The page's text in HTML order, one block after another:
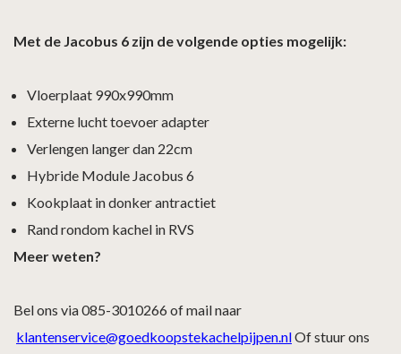
Met de Jacobus 6 zijn de volgende opties mogelijk:
Vloerplaat 990x990mm
Externe lucht toevoer adapter
Verlengen langer dan 22cm
Hybride Module Jacobus 6
Kookplaat in donker antractiet
Rand rondom kachel in RVS
Meer weten?
Bel ons via 085-3010266 of mail naar
klantenservice@goedkoopstekachelpijpen.nlOf stuur ons